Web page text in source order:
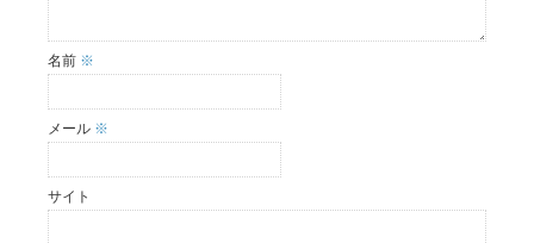
名前 ※
メール ※
サイト